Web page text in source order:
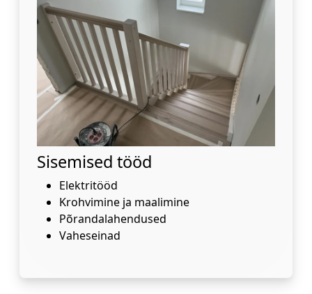
Sisemised tööd
Elektritööd
Krohvimine ja maalimine
Põrandalahendused
Vaheseinad